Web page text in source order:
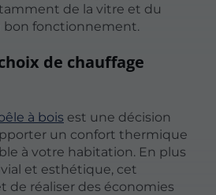
de la vitre et du
bon fonctionnement.
de chauffage
à bois est une décision
un confort thermique
à votre habitation. En plus
et esthétique, cet
réaliser des économies